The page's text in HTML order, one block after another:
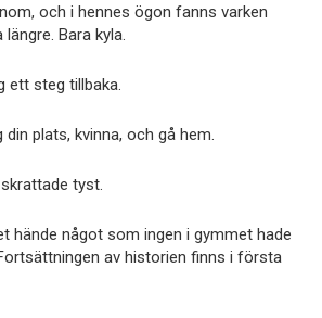
och i hennes ögon fanns varken
Bara kyla.
ett steg tillbaka.
plats, kvinna, och gå hem.
tyst.
hände något som ingen i gymmet hade
av historien finns i första